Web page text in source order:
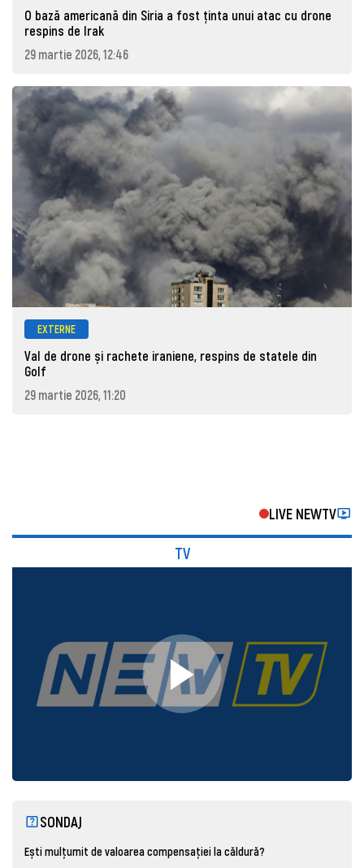
O bază americană din Siria a fost ținta unui atac cu drone
respins de Irak
29 martie 2026, 12:46
EXTERNE
Val de drone și rachete iraniene, respins de statele din
Golf
29 martie 2026, 11:20
LIVE NEWTV
TV
SONDAJ
Ești mulțumit de valoarea compensației la căldură?